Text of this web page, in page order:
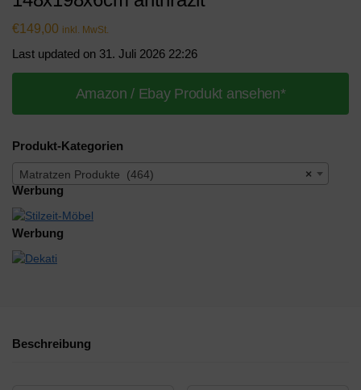
€149,00 inkl. MwSt.
Last updated on 31. Juli 2026 22:26
Amazon / Ebay Produkt ansehen*
Produkt-Kategorien
×
Matratzen Produkte (464)
Werbung
Werbung
Beschreibung